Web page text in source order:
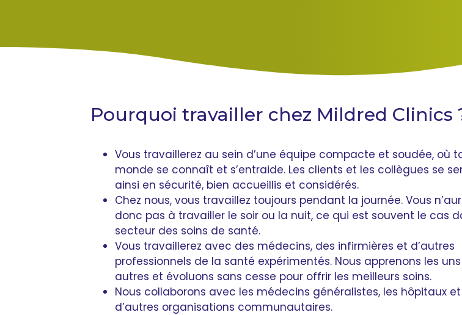
Pourquoi travailler chez Mildred Clinics
Vous travaillerez au sein d’une équipe compacte et soudée, où
monde se connaît et s’entraide. Les clients et les collègues se
ainsi en sécurité, bien accueillis et considérés.
Chez nous, vous travaillez toujours pendant la journée. Vous
donc pas à travailler le soir ou la nuit, ce qui est souvent le cas
secteur des soins de santé.
Vous travaillerez avec des médecins, des infirmières et d’autres
professionnels de la santé expérimentés. Nous apprenons les
autres et évoluons sans cesse pour offrir les meilleurs soins.
Nous collaborons avec les médecins généralistes, les hôpitaux et
d’autres organisations communautaires.